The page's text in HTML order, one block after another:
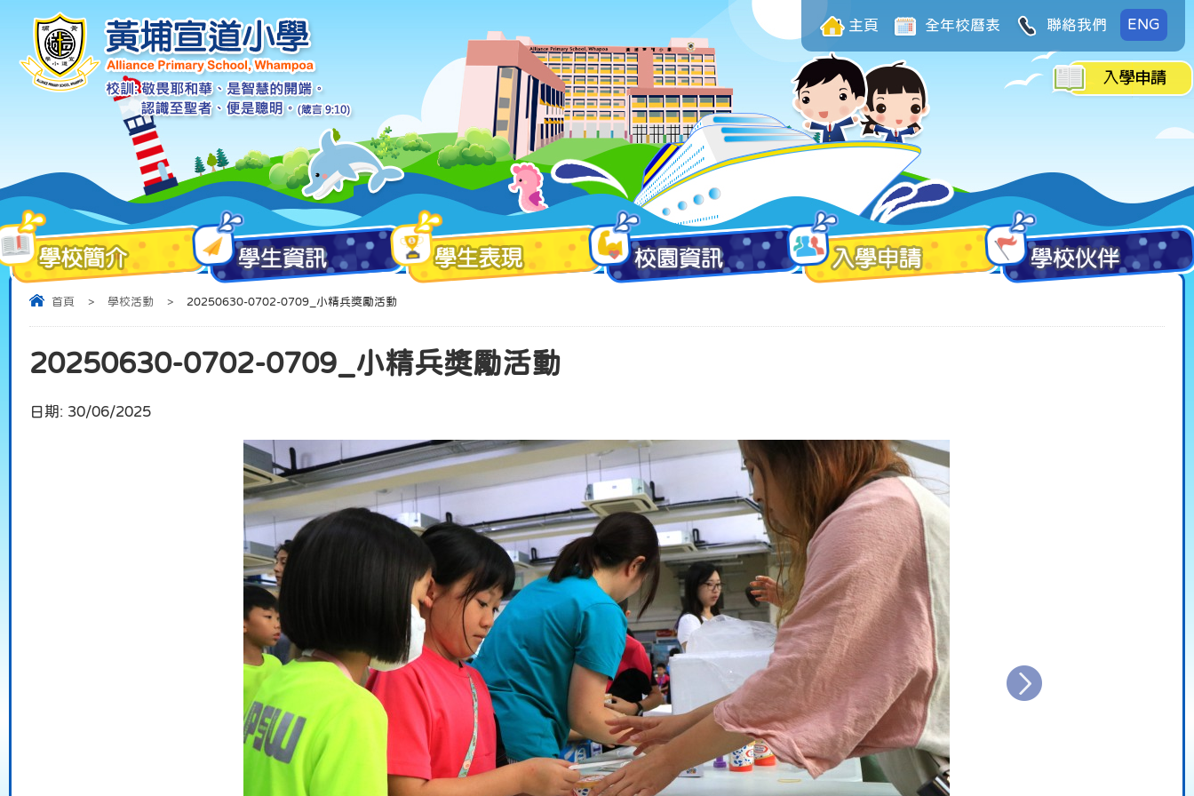
主頁 全年校曆表 聯絡我們 ENG
首頁 > 學校活動 > 20250630-0702-0709_小精兵獎勵活動
20250630-0702-0709_小精兵獎勵活動
日期: 30/06/2025